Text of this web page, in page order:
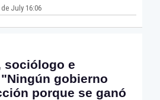
de July 16:06
sociólogo e
gobierno
porque se ganó